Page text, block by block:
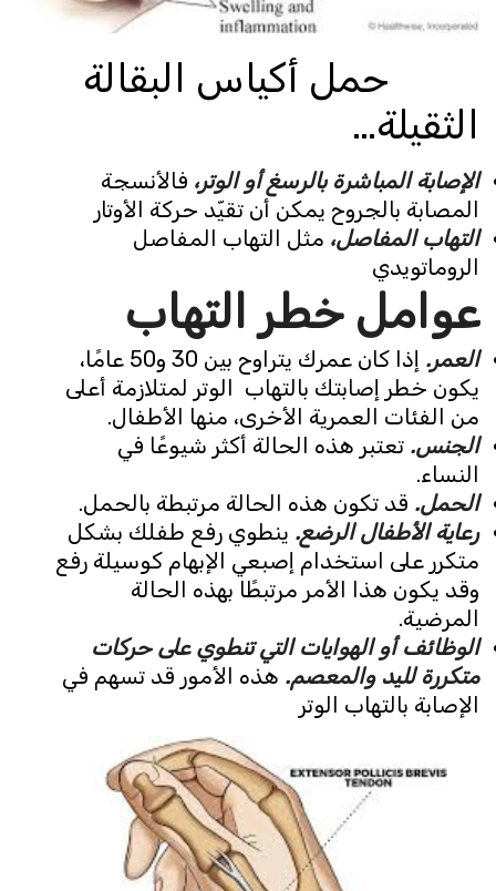
حمل أكياس البقالة
الثقيلة…
الإصابة المباشرة بالرسغ أو الوتر،فالأنسجة
المصابة بالجروح يمكن أن تقيّد حركة الأوتار
التهاب المفاصل، مثل التهاب المفاصل
الروماتويدي
عوامل خطر التهاب
العمر.
إذا كان عمرك يتراوح بين 30 و50 عامًا،
يكون خطر إصابتك بالتهاب الوتر لمتلازمة أعلى
من الفئات العمرية الأخرى، منها الأطفال.
الجنس. تعتبر هذه الحالة أكثر شيوعًا في
النساء.
الحمل. قد تكون هذه الحالة مرتبطة بالحمل.
رعاية الأطفال الرضع.ينطوي رفع طفلك بشكل
متكرر على استخدام إصبعي الإبهام كوسيلة رفع
وقد يكون هذا الأمر مرتبطًا بهذه الحالة
المرضية.
الوظائف أو الهوايات التي تنطوي على حركات
متكررة لليد والمعصم.هذه الأمور قد تسهم في
الإصابة بالتهاب الوتر